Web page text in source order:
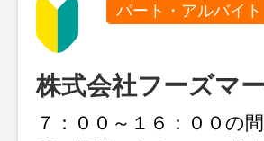
パート・アルバイト
株式会社フーズマ
７：００～１６：００の